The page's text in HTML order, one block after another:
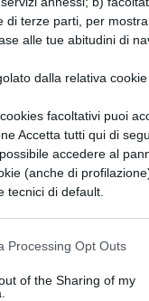
di terze parti, per
alle tue abitudini di
dalla relativa cookie
facoltativi puoi
Accetta tutti qui di
accedere al
(anche di
tecnici di default.
Processing Opt Outs
of the Sharing of my
il Set Lego
un regalo per
per il Natale
Lego riescono
e amettere
ai più piccoli.